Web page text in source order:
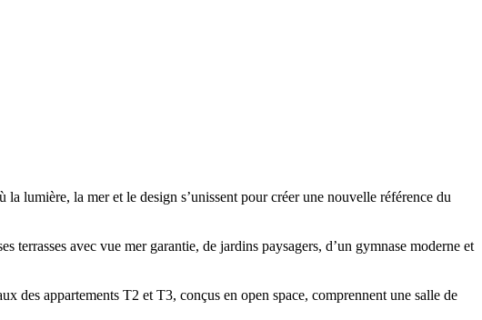
lumière, la mer et le design s’unissent pour créer une nouvelle référence du
terrasses avec vue mer garantie, de jardins paysagers, d’un gymnase moderne et
des appartements T2 et T3, conçus en open space, comprennent une salle de